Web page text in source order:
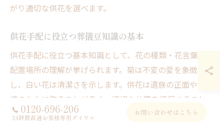
がり適切な供花を選べます。
供花手配に役立つ葬儀豆知識の基本
供花手配に役立つ基本知識として、花の種類・花言葉・
配置場所の理解が挙げられます。菊は不変の愛を象徴
し、白い花は清潔さを示します。供花は遺族の正面や祭
壇の左右に飾ることが多く、適切な位置を把握すること
で、より丁寧な供花手配が可能です。
0120-696-206
24時間直通お客様専用ダイヤル
お問い合わせはこちら